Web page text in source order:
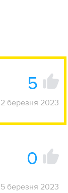
5
березня 2023
0
березня 2023